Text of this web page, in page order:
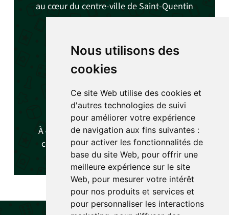
Nous utilisons des
cookies
Ce site Web utilise des cookies et
d'autres technologies de suivi
pour améliorer votre expérience
de navigation aux fins suivantes :
pour activer les fonctionnalités de
base du site Web, pour offrir une
meilleure expérience sur le site
Web, pour mesurer votre intérêt
pour nos produits et services et
pour personnaliser les interactions
au cœur du centre-ville de Saint-Quentin
🕓Horaires:
Mercredi, Samedi et Dimanche
14h à 19h(Sauf événements)
🗺️Accès
À4 minutes à pieddes arrêts de bus du
centre-ville et duparking de La Poste.